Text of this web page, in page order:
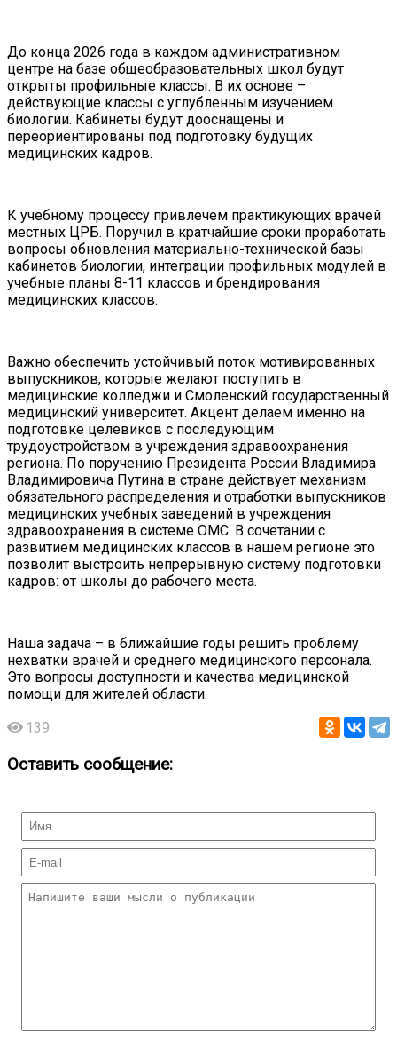
До конца 2026 года в каждом административном
центре на базе общеобразовательных школ будут
открыты профильные классы. В их основе –
действующие классы с углубленным изучением
биологии. Кабинеты будут дооснащены и
переориентированы под подготовку будущих
медицинских кадров.
К учебному процессу привлечем практикующих врачей
местных ЦРБ. Поручил в кратчайшие сроки проработать
вопросы обновления материально-технической базы
кабинетов биологии, интеграции профильных модулей в
учебные планы 8-11 классов и брендирования
медицинских классов.
Важно обеспечить устойчивый поток мотивированных
выпускников, которые желают поступить в
медицинские колледжи и Смоленский государственный
медицинский университет. Акцент делаем именно на
подготовке целевиков с последующим
трудоустройством в учреждения здравоохранения
региона. По поручению Президента России Владимира
Владимировича Путина в стране действует механизм
обязательного распределения и отработки выпускников
медицинских учебных заведений в учреждения
здравоохранения в системе ОМС. В сочетании с
развитием медицинских классов в нашем регионе это
позволит выстроить непрерывную систему подготовки
кадров: от школы до рабочего места.
Наша задача – в ближайшие годы решить проблему
нехватки врачей и среднего медицинского персонала.
Это вопросы доступности и качества медицинской
помощи для жителей области.
139
Оставить сообщение: